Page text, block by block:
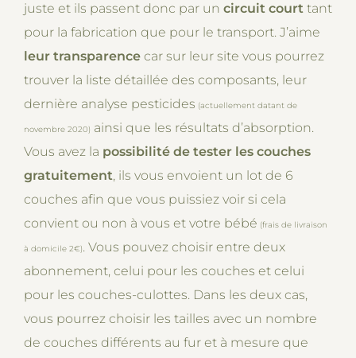
juste et ils passent donc par un circuit court tant
pour la fabrication que pour le transport. J’aime
leur transparence car sur leur site vous pourrez
trouver la liste détaillée des composants, leur
dernière analyse pesticides (actuellement datant de
novembre 2020) ainsi que les résultats d’absorption.
Vous avez la possibilité de tester les couches
gratuitement, ils vous envoient un lot de 6
couches afin que vous puissiez voir si cela
convient ou non à vous et votre bébé (frais de livraison
à domicile 2€). Vous pouvez choisir entre deux
abonnement, celui pour les couches et celui
pour les couches-culottes. Dans les deux cas,
vous pourrez choisir les tailles avec un nombre
de couches différents au fur et à mesure que